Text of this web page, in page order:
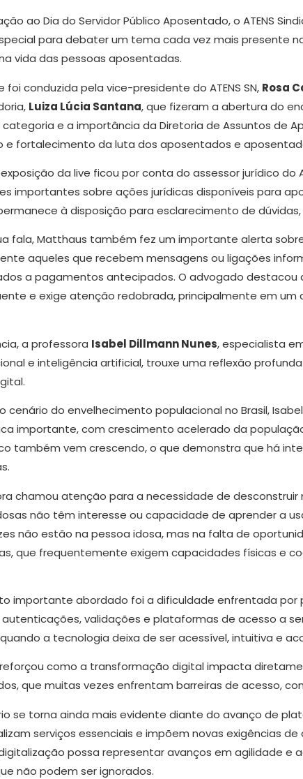
ao Dia do Servidor Público Aposentado, o ATENS
para debater um tema cada vez mais presente
vida das pessoas aposentadas.
foi conduzida pela vice-presidente do ATENS SN, Rosa
Luiza Lúcia Santana, que fizeram a abertura do
e a importância da Diretoria de Assuntos de
e fortalecimento da luta dos aposentados e
da live ficou por conta do assessor jurídico do
importantes sobre ações jurídicas disponíveis para
à disposição para esclarecimento de
fala, Matthaus também fez um importante alerta
aqueles que recebem mensagens ou ligações
a pagamentos antecipados. O advogado
e exige atenção redobrada, principalmente em
a professora Isabel Dillmann Nunes, especialista
e inteligência artificial, trouxe uma reflexão
cenário do envelhecimento populacional no Brasil,
importante, com crescimento acelerado da
também vem crescendo, o que demonstra que há
chamou atenção para a necessidade de
não têm interesse ou capacidade de aprender a
não estão na pessoa idosa, mas na falta de
que frequentemente exigem capacidades físicas e
importante abordado foi a dificuldade enfrentada por
autenticações, validações e plataformas de acesso a
a tecnologia deixa de ser acessível, intuitiva e
como a transformação digital impacta
que muitas vezes enfrentam barreiras de acesso,
se torna ainda mais evidente diante do avanço de
serviços essenciais e impõem novas exigências
possa representar avanços em agilidade e
não podem ser ignorados.